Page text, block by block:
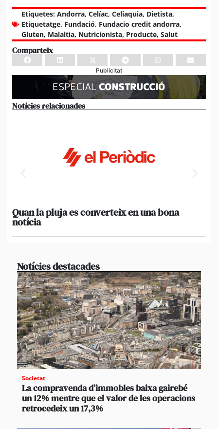
Etiquetes: Andorra, Celíac, Celiaquia, Dietista,
Etiquetatge, Fundació, Fundacio credit andorra,
Gluten, Malaltia, Nutricionista, Producte, Salut
Comparteix
Publicitat
Notícies relacionades
Quan la pluja es converteix en una bona
notícia
Notícies destacades
Societat
La compravenda d’immobles baixa gairebé
un 12% mentre que el valor de les operacions
retrocedeix un 17,3%